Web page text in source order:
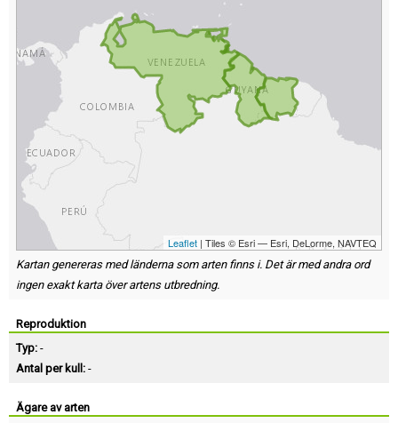
Leaflet | Tiles © Esri — Esri, DeLorme, NAVTEQ
Kartan genereras med länderna som arten finns i. Det är med andra ord
ingen exakt karta över artens utbredning.
Reproduktion
Typ: -
Antal per kull: -
Ägare av arten